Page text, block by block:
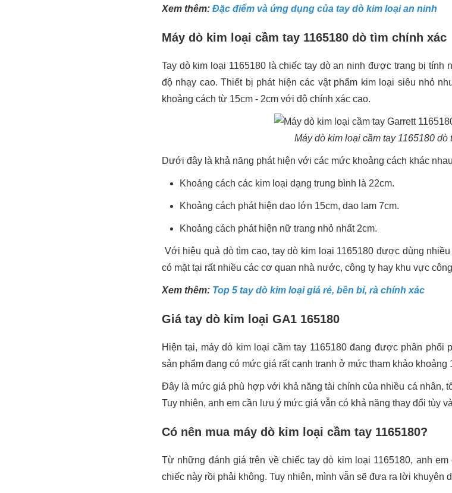
Xem thêm: Đặc điểm và ứng dụng của tay dò kim loại an ninh
Máy dò kim loại cầm tay 1165180 dò tìm chính xác
Tay dò kim loại 1165180 là chiếc tay dò an ninh được trang bị tính
độ nhạy cao. Thiết bị phát hiện các vật phẩm kim loại siêu nhỏ
khoảng cách từ 15cm - 2cm với độ chính xác cao.
Máy dò kim loại cầm tay 1165180 dò
Dưới đây là khả năng phát hiện với các mức khoảng cách khác
Khoảng cách các kim loại dạng trung bình là 22cm.
Khoảng cách phát hiện dao lớn 15cm, dao lam 7cm.
Khoảng cách phát hiện nữ trang nhỏ nhất 2cm.
Với hiệu quả dò tìm cao, tay dò kim loại 1165180 được dùng
có mặt tại rất nhiều các cơ quan nhà nước, công ty hay khu vực
Xem thêm: Top 5 tay dò kim loại giá rẻ, bền bỉ, rà chính xác
Giá tay dò kim loại GA1 165180
Hiện tại, máy dò kim loại cầm tay 1165180 đang được phân phối
sản phẩm đang có mức giá rất cạnh tranh ở mức tham khảo khoảng
Đây là mức giá phù hợp với khả năng tài chính của nhiều cá nhân,
Tuy nhiên, anh em cần lưu ý mức giá vẫn có khả năng thay đổi tùy
Có nên mua máy dò kim loại cầm tay 1165180?
Từ những đánh giá trên về chiếc tay dò kim loại 1165180, anh
chiếc này rồi phải không. Tuy nhiên, mình vẫn sẽ đưa ra lời khuyên